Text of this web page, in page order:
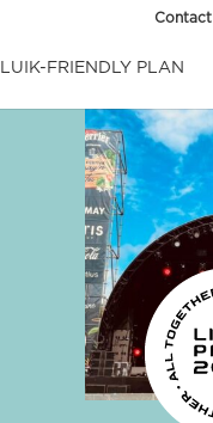
Contact
LUIK-FRIENDLY PLAN